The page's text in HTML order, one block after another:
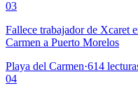
03
Fallece trabajador de Xcaret
Carmen a Puerto Morelos
Playa del Carmen·614
04